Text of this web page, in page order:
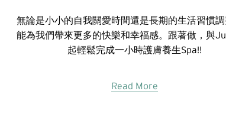
無論是小小的自我關愛時間還是長期的生活習慣
能為我們帶來更多的快樂和幸福感。跟著做，與
起輕鬆完成一小時護膚養生Spa!!
Read More